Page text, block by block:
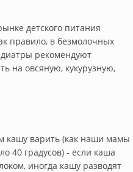
детского питания
правило, в безмолочных
рекомендуют
на овсяную, кукурузную,
кашу варить (как наши мамы
40 градусов) - если каша
иногда кашу разводят